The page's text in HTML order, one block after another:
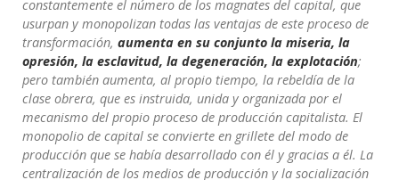
constantemente el número de los magnates del capital, que
usurpan y monopolizan todas las ventajas de este proceso de
transformación, aumenta en su conjunto la miseria, la
opresión, la esclavitud, la degeneración, la explotación;
pero también aumenta, al propio tiempo, la rebeldía de la
clase obrera, que es instruida, unida y organizada por el
mecanismo del propio proceso de producción capitalista. El
monopolio de capital se convierte en grillete del modo de
producción que se había desarrollado con él y gracias a él. La
centralización de los medios de producción y la socialización